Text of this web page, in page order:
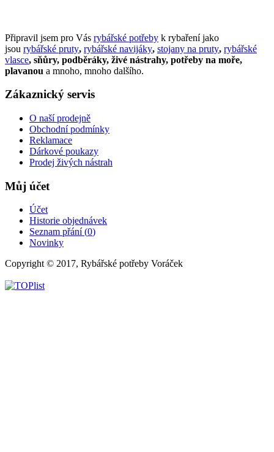
Připravil jsem pro Vás rybářské potřeby k rybaření jako
jsou rybářské pruty, rybářské navijáky, stojany na pruty, rybářské
vlasce, sňůry, podběráky, živé nástrahy, potřeby na moře,
plavanou a mnoho, mnoho dalšího.
Zákaznický servis
O naší prodejně
Obchodní podmínky
Reklamace
Dárkové poukazy
Prodej živých nástrah
Můj účet
Účet
Historie objednávek
Seznam přání (0)
Novinky
Copyright © 2017, Rybářské potřeby Voráček